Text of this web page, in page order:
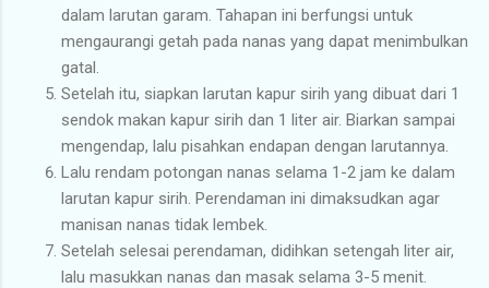
dalam larutan garam. Tahapan ini berfungsi untuk
mengaurangi getah pada nanas yang dapat menimbulkan
gatal.
Setelah itu, siapkan larutan kapur sirih yang dibuat dari 1
sendok makan kapur sirih dan 1 liter air. Biarkan sampai
mengendap, lalu pisahkan endapan dengan larutannya.
Lalu rendam potongan nanas selama 1-2 jam ke dalam
larutan kapur sirih. Perendaman ini dimaksudkan agar
manisan nanas tidak lembek.
Setelah selesai perendaman, didihkan setengah liter air,
lalu masukkan nanas dan masak selama 3-5 menit.